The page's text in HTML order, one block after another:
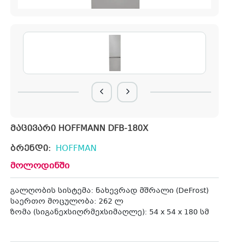
მაცივარი HOFFMANN DFB-180X
ბრენდი: HOFFMAN
მოლოდინში
გალღობის სისტემა: ნახევრად მშრალი (DeFrost)
საერთო მოცულობა: 262 ლ
ზომა (სიგანეxსიღრმეxსიმაღლე): 54 x 54 x 180 სმ